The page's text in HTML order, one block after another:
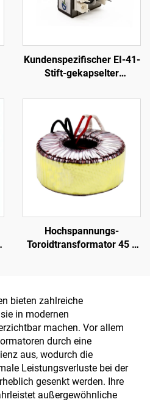
Kundenspezifischer EI-41-
Stift-gekapselter
Transformator, 4-Stift-
Leistungstransformator
für 240 V Eingang und 24
V/36 V/380 V Ausgang, 50
Hz Frequenz
Hochspannungs-
Toroidtransformator 45 0
220 V, 80 V Transformator
bieten zahlreiche
in modernen
machen. Vor allem
durch eine
aus, wodurch die
Leistungsverluste bei der
gesenkt werden. Ihre
außergewöhnliche